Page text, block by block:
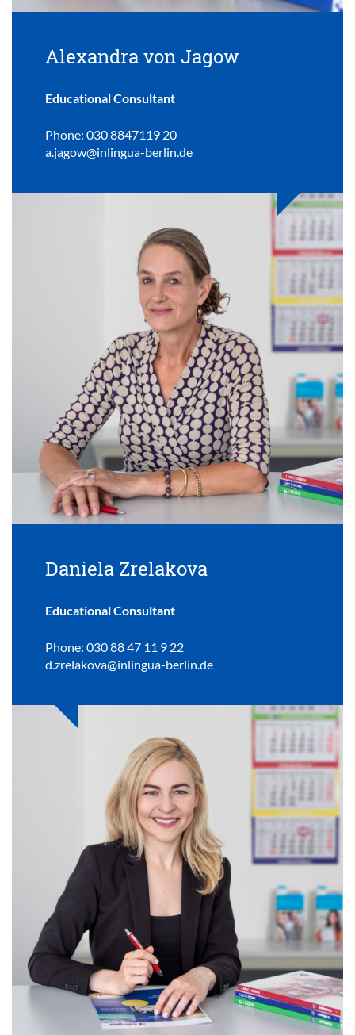
Alexandra von Jagow
Educational Consultant
Phone: 030 8847119 20
a.jagow@inlingua-berlin.de
Daniela Zrelakova
Educational Consultant
Phone: 030 88 47 11 9 22
d.zrelakova@inlingua-berlin.de